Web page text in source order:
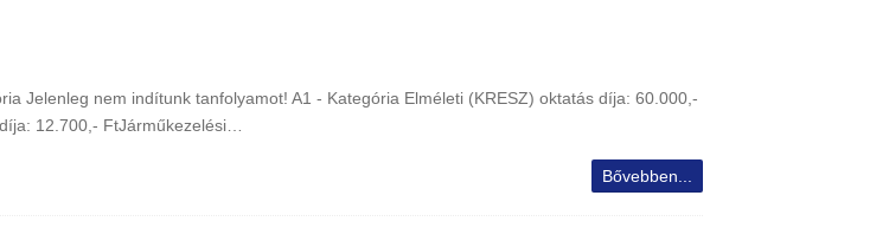
nem indítunk tanfolyamot! A1 - Kategória Elméleti (KRESZ) oktatás díja: 60.000,-
12.700,- FtJárműkezelési…
Bővebben...